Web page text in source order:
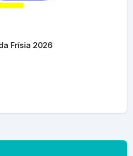
Frísia 2026